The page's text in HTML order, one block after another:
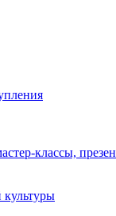
классы,